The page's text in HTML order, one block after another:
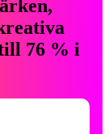
76 % i